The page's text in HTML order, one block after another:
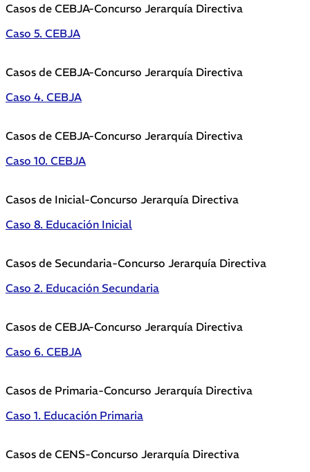
Casos de CEBJA-Concurso Jerarquía Directiva
Caso 5. CEBJA
Casos de CEBJA-Concurso Jerarquía Directiva
Caso 4. CEBJA
Casos de CEBJA-Concurso Jerarquía Directiva
Caso 10. CEBJA
Casos de Inicial-Concurso Jerarquía Directiva
Caso 8. Educación Inicial
Casos de Secundaria-Concurso Jerarquía Directiva
Caso 2. Educación Secundaria
Casos de CEBJA-Concurso Jerarquía Directiva
Caso 6. CEBJA
Casos de Primaria-Concurso Jerarquía Directiva
Caso 1. Educación Primaria
Casos de CENS-Concurso Jerarquía Directiva